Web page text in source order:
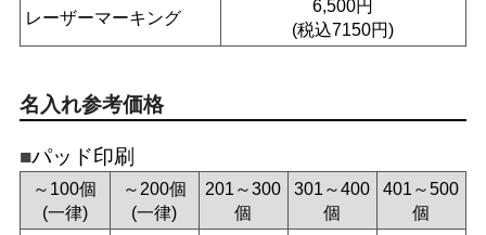
レーザーマーキング
6,500円
(税込7150円)
名入れ参考価格
パッド印刷
～100個
(一律)
～200個
(一律)
201～300
個
301～400
個
401～500
個